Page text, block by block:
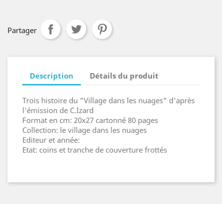
Partager
Description Détails du produit
Trois histoire du "Village dans les nuages" d'après
l'émission de C.Izard
Format en cm: 20x27 cartonné 80 pages
Collection: le village dans les nuages
Editeur et année:
Etat: coins et tranche de couverture frottés